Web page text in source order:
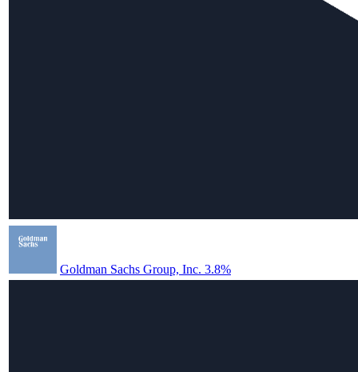
Goldman Sachs Group, Inc. 3.8%